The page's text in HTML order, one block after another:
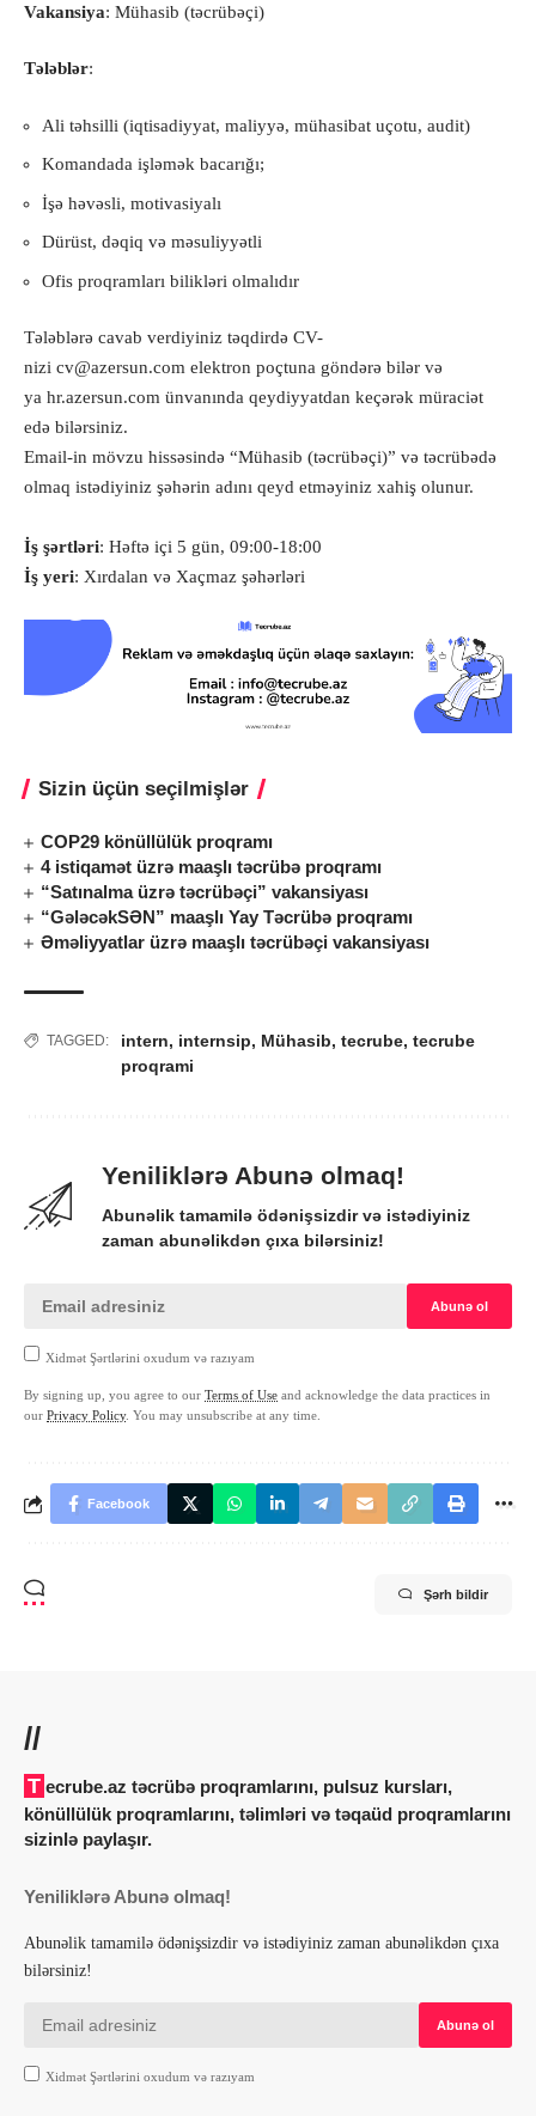
Vakansiya: Mühasib (təcrübəçi)
Tələblər:
Ali təhsilli (iqtisadiyyat, maliyyə, mühasibat uçotu, audit)
Komandada işləmək bacarığı;
İşə həvəsli, motivasiyalı
Dürüst, dəqiq və məsuliyyətli
Ofis proqramları bilikləri olmalıdır
Tələblərə cavab verdiyiniz təqdirdə CV-
nizi cv@azersun.com elektron poçtuna göndərə bilər və
ya hr.azersun.com ünvanında qeydiyyatdan keçərək müraciət
edə bilərsiniz.
Email-in mövzu hissəsində “Mühasib (təcrübəçi)” və təcrübədə
olmaq istədiyiniz şəhərin adını qeyd etməyiniz xahiş olunur.
İş şərtləri: Həftə içi 5 gün, 09:00-18:00
İş yeri: Xırdalan və Xaçmaz şəhərləri
Sizin üçün seçilmişlər
COP29 könüllülük proqramı
4 istiqamət üzrə maaşlı təcrübə proqramı
“Satınalma üzrə təcrübəçi” vakansiyası
“GələcəkSƏN” maaşlı Yay Təcrübə proqramı
Əməliyyatlar üzrə maaşlı təcrübəçi vakansiyası
TAGGED: intern, internsip, Mühasib, tecrube, tecrube
proqrami
Yeniliklərə Abunə olmaq!
Abunəlik tamamilə ödənişsizdir və istədiyiniz
zaman abunəlikdən çıxa bilərsiniz!
Xidmət Şərtlərini oxudum və razıyam
By signing up, you agree to our Terms of Use and acknowledge the data practices in
our Privacy Policy. You may unsubscribe at any time.
Facebook
Şərh bildir
//
Tecrube.az təcrübə proqramlarını, pulsuz kursları,
könüllülük proqramlarını, təlimləri və təqaüd proqramlarını
sizinlə paylaşır.
Yeniliklərə Abunə olmaq!
Abunəlik tamamilə ödənişsizdir və istədiyiniz zaman abunəlikdən çıxa
bilərsiniz!
Xidmət Şərtlərini oxudum və razıyam